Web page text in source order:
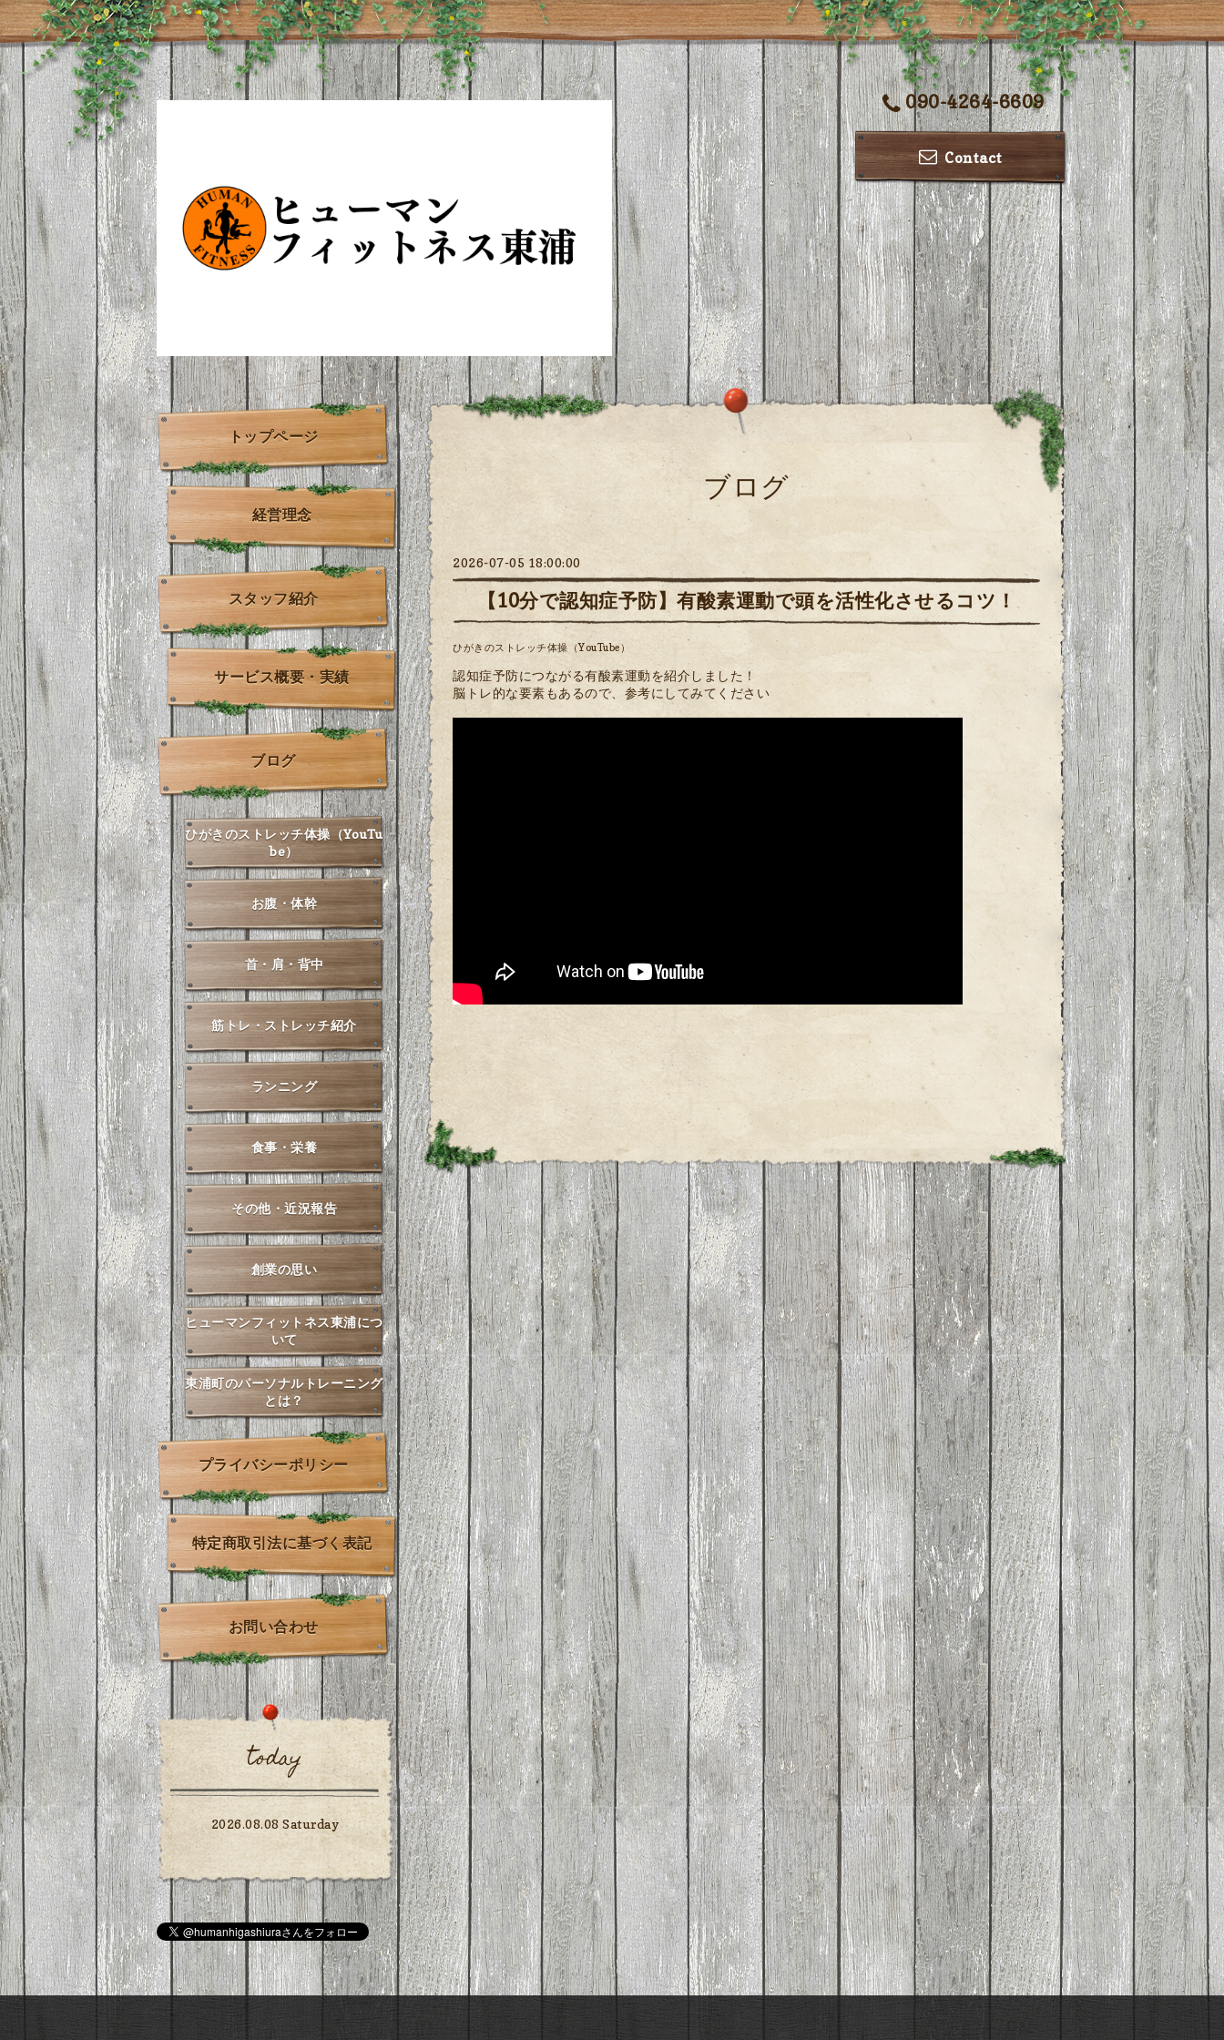
090-4264-6609
Contact
ブログ
2026-07-05 18:00:00
【10分で認知症予防】有酸素運動で頭を活性化させるコツ！
ひがきのストレッチ体操（YouTube）
認知症予防につながる有酸素運動を紹介しました！
脳トレ的な要素もあるので、参考にしてみてください
トップページ
経営理念
スタッフ紹介
サービス概要・実績
ブログ
ひがきのストレッチ体操（YouTu
be）
お腹・体幹
首・肩・背中
筋トレ・ストレッチ紹介
ランニング
食事・栄養
その他・近況報告
創業の思い
ヒューマンフィットネス東浦につ
いて
東浦町のパーソナルトレーニング
とは？
プライバシーポリシー
特定商取引法に基づく表記
お問い合わせ
today
2026.08.08 Saturday